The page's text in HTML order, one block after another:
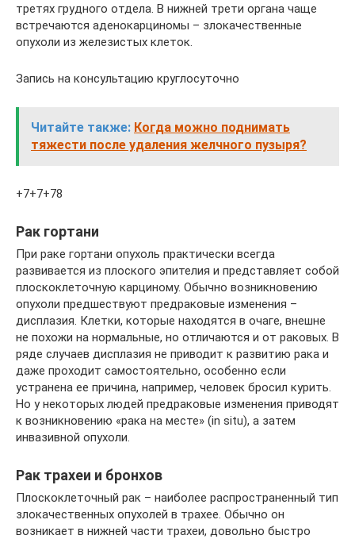
третях грудного отдела. В нижней трети органа чаще
встречаются аденокарциномы – злокачественные
опухоли из железистых клеток.
Запись на консультацию круглосуточно
Читайте также: Когда можно поднимать
тяжести после удаления желчного пузыря?
+7+7+78
Рак гортани
При раке гортани опухоль практически всегда
развивается из плоского эпителия и представляет собой
плоскоклеточную карциному. Обычно возникновению
опухоли предшествуют предраковые изменения –
дисплазия. Клетки, которые находятся в очаге, внешне
не похожи на нормальные, но отличаются и от раковых. В
ряде случаев дисплазия не приводит к развитию рака и
даже проходит самостоятельно, особенно если
устранена ее причина, например, человек бросил курить.
Но у некоторых людей предраковые изменения приводят
к возникновению «рака на месте» (in situ), а затем
инвазивной опухоли.
Рак трахеи и бронхов
Плоскоклеточный рак – наиболее распространенный тип
злокачественных опухолей в трахее. Обычно он
возникает в нижней части трахеи, довольно быстро